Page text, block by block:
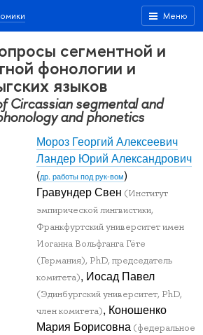
Меню
сегментной и
фонологии и
языков
Circassian segmental and
and phonetics
Мороз Георгий Алексеевич
Ландер Юрий Александрович
(др. работы под рук-вом)
Гравундер Свен (Институт
эмпирической лингвистики,
Франкфуртский университет имен
Иоганна Вольфганга Гёте
(Германия), PhD, председатель
комитета), Иосад Павел
(Эдинбургский университет, PhD,
член комитета), Коношенко
Мария Борисовна (федеральное